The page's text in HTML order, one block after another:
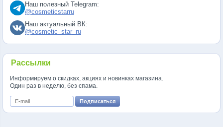
Наш полезный Telegram:
@cosmeticstarru
Наш актуальный ВК:
@cosmetic_star_ru
Рассылки
Информируем о скидках, акциях и новинках магазина.
Один раз в неделю, без спама.